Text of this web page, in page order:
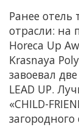
Ранее отель
отрасли: на
Horeca Up
Krasnaya
завоевал
LEAD UP.
«CHILD-